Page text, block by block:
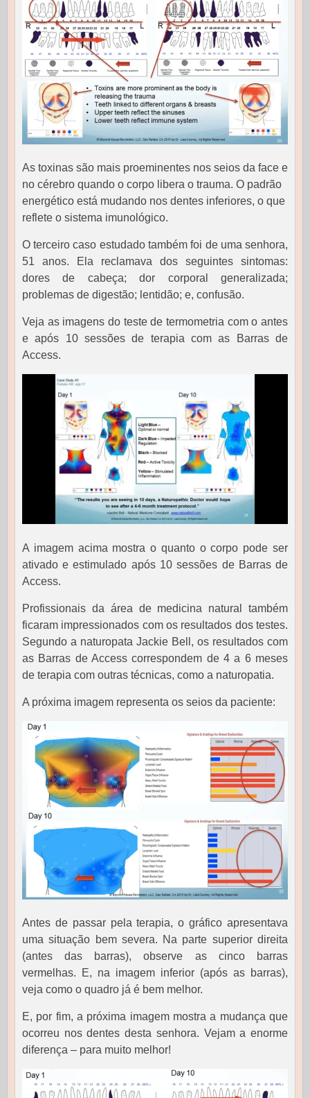
As toxinas são mais proeminentes nos seios da face e
no cérebro quando o corpo libera o trauma. O padrão
energético está mudando nos dentes inferiores, o que
reflete o sistema imunológico.
O terceiro caso estudado também foi de uma senhora,
51 anos. Ela reclamava dos seguintes sintomas:
dores de cabeça; dor corporal generalizada;
problemas de digestão; lentidão; e, confusão.
Veja as imagens do teste de termometria com o antes
e após 10 sessões de terapia com as Barras de
Access.
A imagem acima mostra o quanto o corpo pode ser
ativado e estimulado após 10 sessões de Barras de
Access.
Profissionais da área de medicina natural também
ficaram impressionados com os resultados dos testes.
Segundo a naturopata Jackie Bell, os resultados com
as Barras de Access correspondem de 4 a 6 meses
de terapia com outras técnicas, como a naturopatia.
A próxima imagem representa os seios da paciente:
Antes de passar pela terapia, o gráfico apresentava
uma situação bem severa. Na parte superior direita
(antes das barras), observe as cinco barras
vermelhas. E, na imagem inferior (após as barras),
veja como o quadro já é bem melhor.
E, por fim, a próxima imagem mostra a mudança que
ocorreu nos dentes desta senhora. Vejam a enorme
diferença – para muito melhor!